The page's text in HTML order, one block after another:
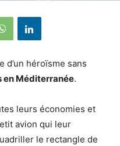
d’un héroïsme sans
en Méditerranée.
leurs économies et
avion qui leur
le rectangle de